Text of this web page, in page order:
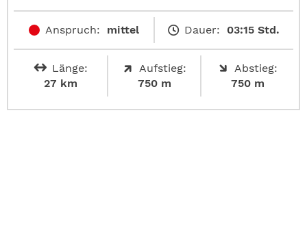
Anspruch: mittel Dauer: 03:15 Std.
Länge:
27 km
Aufstieg:
750 m
Abstieg:
750 m